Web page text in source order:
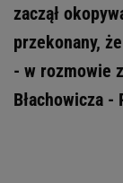
zaczął
przekonany,
- w rozmowie
Błachowicza